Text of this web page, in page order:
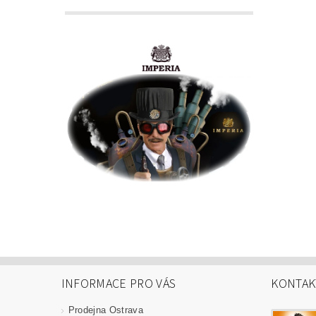
INFORMACE PRO VÁS
Prodejna Ostrava